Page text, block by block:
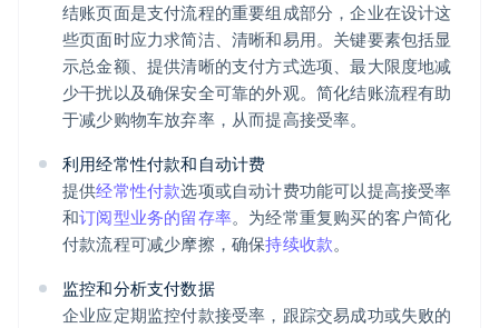
结账页面是支付流程的重要组成部分，企业在设计这
些页面时应力求简洁、清晰和易用。关键要素包括显
示总金额、提供清晰的支付方式选项、最大限度地减
少干扰以及确保安全可靠的外观。简化结账流程有助
于减少购物车放弃率，从而提高接受率。
利用经常性付款和自动计费
提供经常性付款选项或自动计费功能可以提高接受率
和订阅型业务的留存率。为经常重复购买的客户简化
付款流程可减少摩擦，确保持续收款。
监控和分析支付数据
企业应定期监控付款接受率，跟踪交易成功或失败的